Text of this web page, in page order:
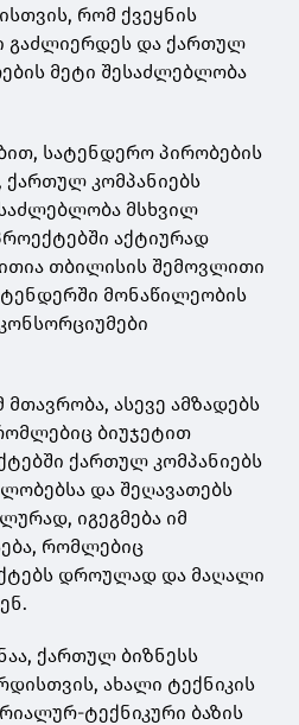
რომ ქვეყნის
გაძლიერდეს და ქართულ
მეტი შესაძლებლობა
სატენდერო პირობების
კომპანიებს
მსხვილ
აქტიურად
თბილისის შემოვლითი
მონაწილეობის
მთავრობა, ასევე ამზადებს
ბიუჯეტით
ქართულ კომპანიებს
და შეღავათებს
იგეგმება იმ
რომლებიც
დროულად და მაღალი
ქართულ ბიზნესს
ახალი ტექნიკის
ტექნიკური ბაზის